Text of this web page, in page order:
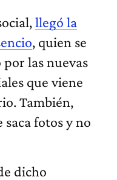
llegó la
, quien se
las nuevas
que viene
También,
saca fotos y no
dicho